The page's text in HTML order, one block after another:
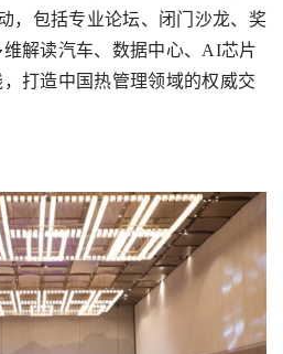
，包括专业论坛、闭门沙龙、奖
解读汽车、数据中心、 AI芯片
打造中国热管理领域的权威交